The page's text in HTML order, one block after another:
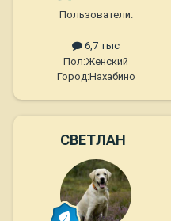
Пользователи.
6,7 тыс
Пол:Женский
Город:Нахабино
СВЕТЛАН